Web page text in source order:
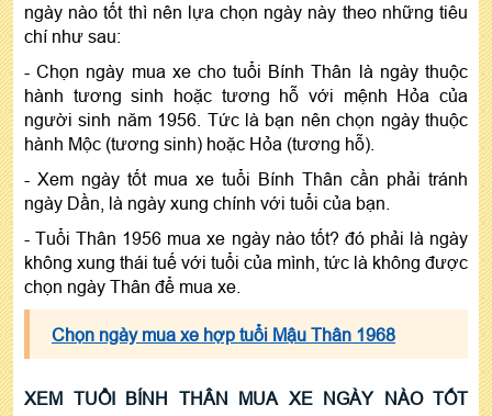
ngày nào tốt thì nên lựa chọn ngày này theo những tiêu
chí như sau:
- Chọn ngày mua xe cho tuổi Bính Thân là ngày thuộc
hành tương sinh hoặc tương hỗ với mệnh Hỏa của
người sinh năm 1956. Tức là bạn nên chọn ngày thuộc
hành Mộc (tương sinh) hoặc Hỏa (tương hỗ).
- Xem ngày tốt mua xe tuổi Bính Thân cần phải tránh
ngày Dần, là ngày xung chính với tuổi của bạn.
- Tuổi Thân 1956 mua xe ngày nào tốt? đó phải là ngày
không xung thái tuế với tuổi của mình, tức là không được
chọn ngày Thân để mua xe.
Chọn ngày mua xe hợp tuổi Mậu Thân 1968
XEM TUỔI BÍNH THÂN MUA XE NGÀY NÀO TỐT